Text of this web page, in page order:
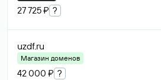
27 725 ₽ ?
uzdf.ru
Магазин доменов
42 000 ₽ ?